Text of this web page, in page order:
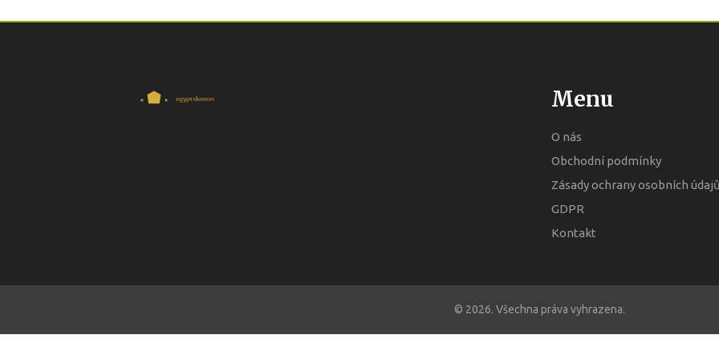
Menu
O nás
Obchodní podmínky
Zásady ochrany osobních
GDPR
Kontakt
© 2026. Všechna práva vyhrazena.